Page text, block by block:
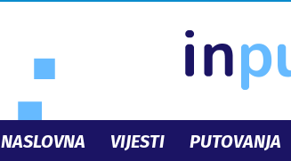
NASLOVNA VIJESTI PUTOVANJA